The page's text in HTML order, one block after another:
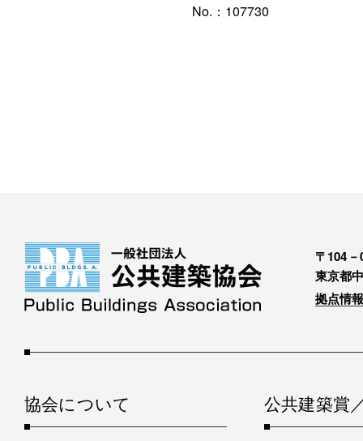
No.：107730
〒104－
東京都
拠点情
協会について 公共建築賞